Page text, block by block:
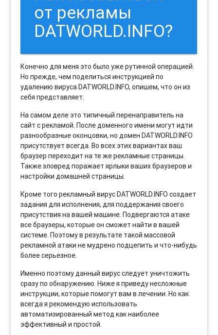
от рекламы
DATWORLD.INFO?
Конечно для меня это было уже рутинной операцией.
Но прежде, чем поделиться инструкцией по
удалению вируса DATWORLD.INFO, опишем, что он из
себя представляет.
На самом деле это типичный перенаправитель на
сайт с рекламой. После доменного имени могут идти
разнообразные оконцовки, но домен DATWORLD.INFO
присутствует всегда. Во всех этих вариантах ваш
браузер переходит на те же рекламные страницы.
Также зловред поражает ярлыки ваших браузеров и
настройки домашней страницы.
Кроме того рекламный вирус DATWORLD.INFO создает
задания для исполнения, для поддержания своего
присутствия на вашей машине. Подвергаются атаке
все браузеры, которые он сможет найти в вашей
системе. Поэтому в результате такой массовой
рекламной атаки не мудрено подцепить и что-нибудь
более серьезное.
Именно поэтому данный вирус следует уничтожить
сразу по обнаружению. Ниже я приведу несложные
инструкции, которые помогут вам в лечении. Но как
всегда я рекомендую использовать
автоматизированный метод как наиболее
эффективный и простой.